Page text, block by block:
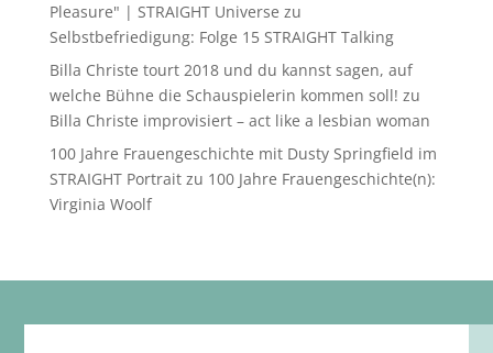
Pleasure" | STRAIGHT Universe zu
Selbstbefriedigung: Folge 15 STRAIGHT Talking
Billa Christe tourt 2018 und du kannst sagen, auf
welche Bühne die Schauspielerin kommen soll! zu
Billa Christe improvisiert – act like a lesbian woman
100 Jahre Frauengeschichte mit Dusty Springfield im
STRAIGHT Portraitzu 100 Jahre Frauengeschichte(n):
Virginia Woolf